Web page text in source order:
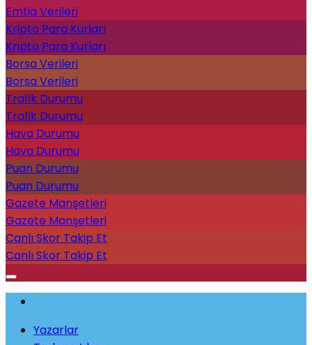
Emtia Verileri
Kripto Para Kurları
Kripto Para Kurları
Borsa Verileri
Borsa Verileri
Trafik Durumu
Trafik Durumu
Hava Durumu
Hava Durumu
Puan Durumu
Puan Durumu
Gazete Manşetleri
Gazete Manşetleri
Canlı Skor Takip Et
Canlı Skor Takip Et
Yazarlar